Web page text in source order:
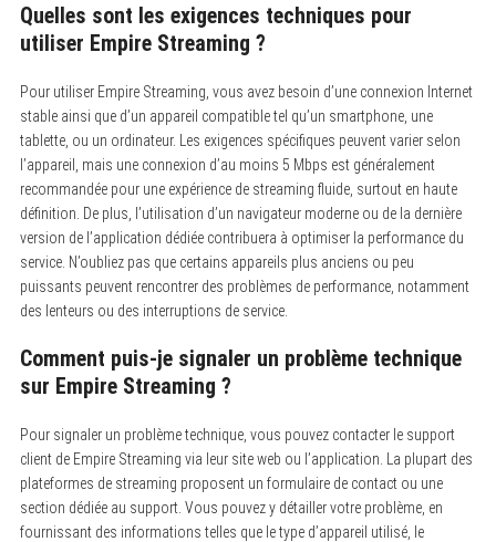
Quelles sont les exigences techniques pour
utiliser Empire Streaming ?
Pour utiliser Empire Streaming, vous avez besoin d’une connexion Internet
stable ainsi que d’un appareil compatible tel qu’un smartphone, une
tablette, ou un ordinateur.
Les exigences spécifiques peuvent varier selon
l’appareil, mais une connexion d’au moins 5 Mbps est généralement
recommandée pour une expérience de streaming fluide, surtout en haute
définition. De plus, l’utilisation d’un navigateur moderne ou de la dernière
version de l’application dédiée contribuera à optimiser la performance du
service. N’oubliez pas que certains appareils plus anciens ou peu
puissants peuvent rencontrer des problèmes de performance, notamment
des lenteurs ou des interruptions de service.
Comment puis-je signaler un problème technique
sur Empire Streaming ?
Pour signaler un problème technique, vous pouvez contacter le support
client de Empire Streaming via leur site web ou l’application.
La plupart des
plateformes de streaming proposent un formulaire de contact ou une
section dédiée au support. Vous pouvez y détailler votre problème, en
fournissant des informations telles que le type d’appareil utilisé, le
S
e
c
h
f
o
r
: